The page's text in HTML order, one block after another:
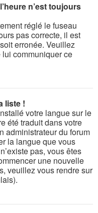
n’est toujours
réglé le fuseau
pas correcte, il est
erronée. Veuillez
communiquer ce
liste !
votre langue sur le
été traduit dans votre
administrateur du forum
la langue que vous
pas, vous êtes
une nouvelle
veuillez vous rendre sur